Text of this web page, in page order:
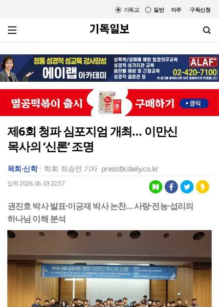
미주 구독신청
일반
기독교
제6회 청파 심포지엄 개최… 이만신
목사의 ‘신론’ 조명
목회·신학 학회 최승연 기자 press@cdaily.co.kr
입력 2026. 06. 03 22:57
권진호 박사 발표·이긍재 박사 논찬… 사랑·전능·섭리의
하나님 이해 분석